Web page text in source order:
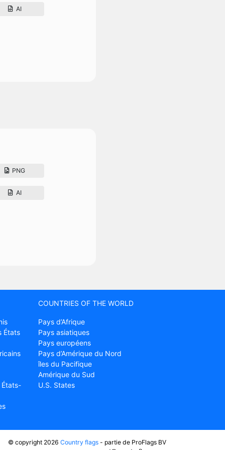
AI
PNG
AI
États
États-
COUNTRIES OF THE WORLD
Pays d’Afrique
Pays asiatiques
Pays européens
Pays d’Amérique du Nord
îles du Pacifique
Amérique du Sud
U.S. States
© copyright 2026 Country flags - partie de ProFlags BV